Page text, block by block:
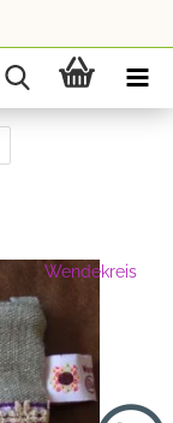
Wendekreis